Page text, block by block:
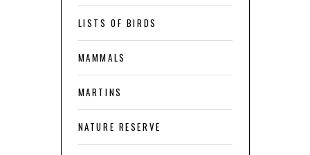
LISTS OF BIRDS
MAMMALS
MARTINS
NATURE RESERVE